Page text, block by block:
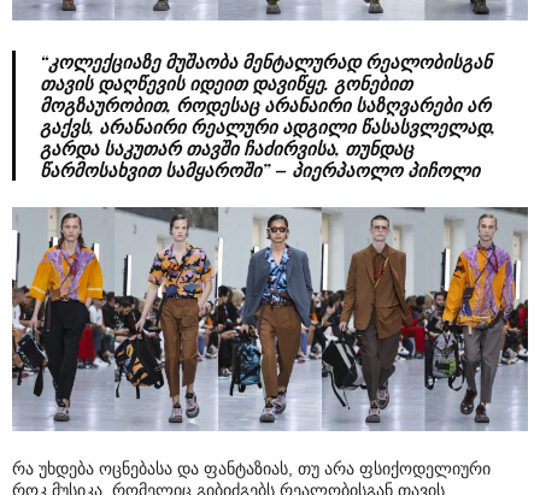
“კოლექციაზე მუშაობა მენტალურად რეალობისგან
თავის დაღწევის იდეით დავიწყე. გონებით
მოგზაურობით, როდესაც არანაირი საზღვარები არ
გაქვს, არანაირი რეალური ადგილი წასასვლელად,
გარდა საკუთარ თავში ჩაძირვისა, თუნდაც
წარმოსახვით სამყაროში” – პიერპაოლო პიჩოლი
რა უხდება ოცნებასა და ფანტაზიას, თუ არა ფსიქოდელიური
როკ მუსიკა, რომელიც გიბიძგებს რეალობისგან თავის